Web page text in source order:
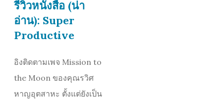
รีวิวหนังสือ (น่า
อ่าน): Super
Productive
อิงติดตามเพจ Mission to
the Moon ของคุณรวิศ
หาญอุตสาหะ ตั้งแต่ยังเป็น